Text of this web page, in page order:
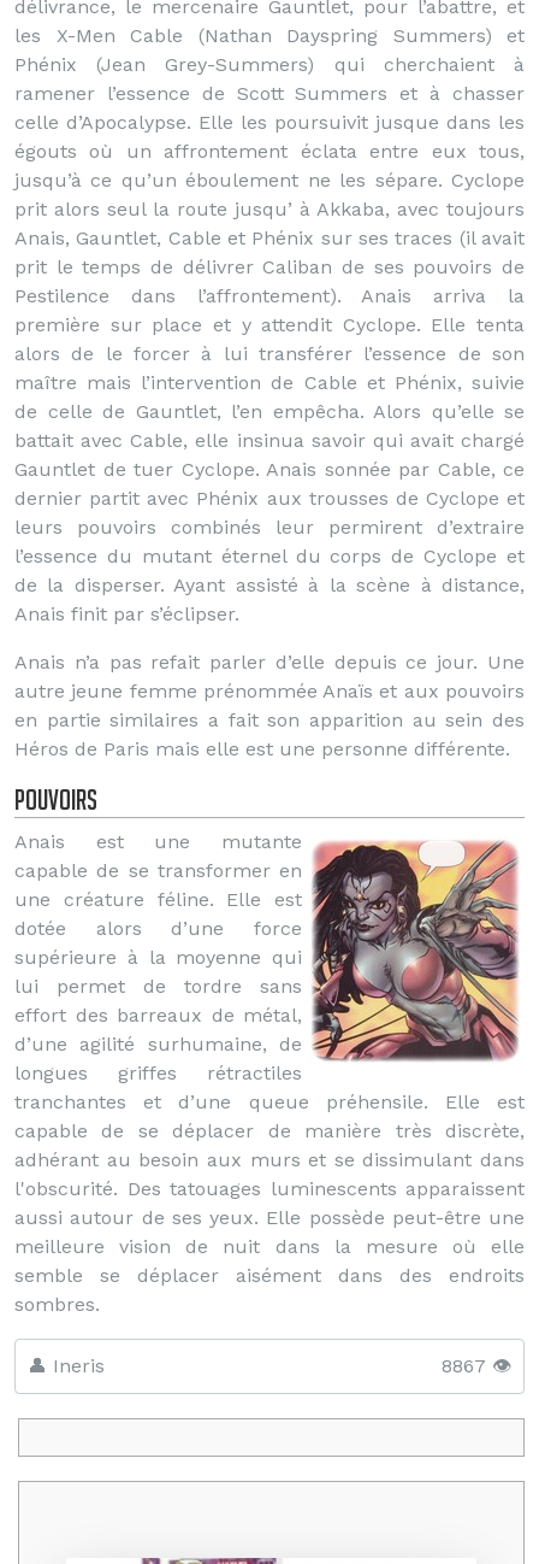
délivrance, le mercenaire Gauntlet, pour l’abattre, et
les X-Men Cable (Nathan Dayspring Summers) et
Phénix (Jean Grey-Summers) qui cherchaient à
ramener l’essence de Scott Summers et à chasser
celle d’Apocalypse. Elle les poursuivit jusque dans les
égouts où un affrontement éclata entre eux tous,
jusqu’à ce qu’un éboulement ne les sépare. Cyclope
prit alors seul la route jusqu’ à Akkaba, avec toujours
Anais, Gauntlet, Cable et Phénix sur ses traces (il avait
prit le temps de délivrer Caliban de ses pouvoirs de
Pestilence dans l’affrontement). Anais arriva la
première sur place et y attendit Cyclope. Elle tenta
alors de le forcer à lui transférer l’essence de son
maître mais l’intervention de Cable et Phénix, suivie
de celle de Gauntlet, l’en empêcha. Alors qu’elle se
battait avec Cable, elle insinua savoir qui avait chargé
Gauntlet de tuer Cyclope. Anais sonnée par Cable, ce
dernier partit avec Phénix aux trousses de Cyclope et
leurs pouvoirs combinés leur permirent d’extraire
l’essence du mutant éternel du corps de Cyclope et
de la disperser. Ayant assisté à la scène à distance,
Anais finit par s’éclipser.
Anais n’a pas refait parler d’elle depuis ce jour. Une
autre jeune femme prénommée Anaïs et aux pouvoirs
en partie similaires a fait son apparition au sein des
Héros de Paris mais elle est une personne différente.
Pouvoirs
Anais est une mutante
capable de se transformer en
une créature féline. Elle est
dotée alors d’une force
supérieure à la moyenne qui
lui permet de tordre sans
effort des barreaux de métal,
d’une agilité surhumaine, de
longues griffes rétractiles
tranchantes et d’une queue préhensile. Elle est
capable de se déplacer de manière très discrète,
adhérant au besoin aux murs et se dissimulant dans
l'obscurité. Des tatouages luminescents apparaissent
aussi autour de ses yeux. Elle possède peut-être une
meilleure vision de nuit dans la mesure où elle
semble se déplacer aisément dans des endroits
sombres.
👤 Ineris 8867 👁️